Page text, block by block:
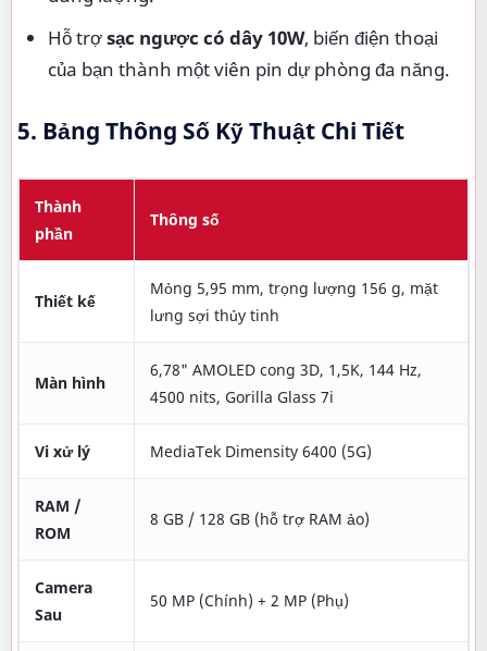
Hỗ trợsạc ngược có dây 10W, biến điện thoại
của bạn thành một viên pin dự phòng đa năng.
5. Bảng Thông Số Kỹ Thuật Chi Tiết
Thành
phần
Thông số
Thiết kế
Mỏng 5,95 mm, trọng lượng 156 g, mặt
lưng sợi thủy tinh
Màn hình
6,78" AMOLED cong 3D, 1,5K, 144 Hz,
4500 nits, Gorilla Glass 7i
Vi xử lý MediaTek Dimensity 6400 (5G)
RAM /
ROM
8 GB / 128 GB (hỗ trợ RAM ảo)
Camera
Sau
50 MP (Chính) + 2 MP (Phụ)